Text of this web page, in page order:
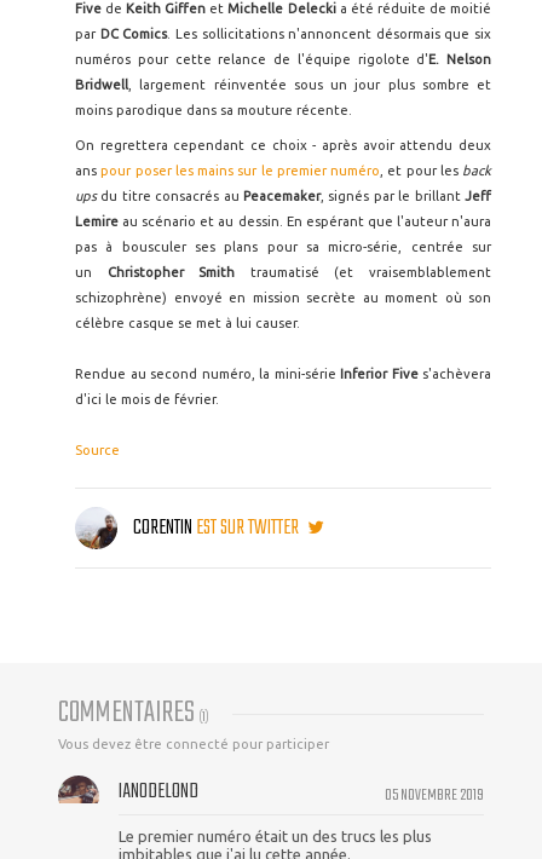
Five de Keith Giffen etMichelle Deleckia été réduite de moitié
par DC Comics. Les sollicitations n'annoncent désormais que six
numéros pour cette relance de l'équipe rigolote d'E. Nelson
Bridwell , largement réinventée sous un jour plus sombre et
moins parodique dans sa mouture récente.
On regrettera cependant ce choix - après avoir attendu deux
anspour poser les mains sur le premier numéro , et pour les back
upsdu titre consacrés au Peacemaker, signés par le brillant Jeff
Lemire au scénario et au dessin. En espérant que l'auteur n'aura
pas à bousculer ses plans pour sa micro-série, centrée sur
un
Christopher Smith traumatisé (et vraisemblablement
schizophrène) envoyé en mission secrète au moment où son
célèbre casque se met à lui causer.
Rendue au second numéro, la mini-série Inferior Fives'achèvera
d'ici le mois de février.
Source
CORENTINEST SUR TWITTER
COMMENTAIRES (1)
Vous devez être connecté pour participer
05 NOVEMBRE 2019
IAN0DELOND
Le premier numéro était un des trucs les plus
imbitables que j'ai lu cette année.